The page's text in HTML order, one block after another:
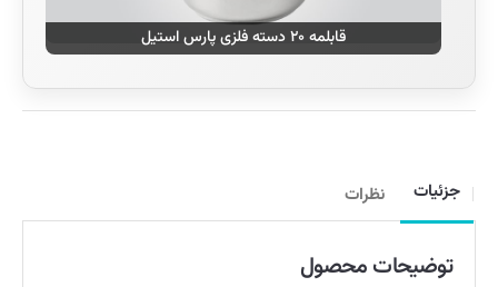
قابلمه ۲۰ دسته فلزی پارس استیل
جزئیات نظرات
توضیحات محصول